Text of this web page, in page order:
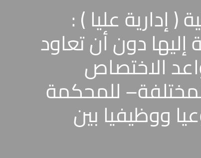
العليا رقم 14602 لسنة 55 قضائية ( إدارية عليا ) :
دون أن تعاود
الاختصاص
للمحكمة
ووظيفيا بين